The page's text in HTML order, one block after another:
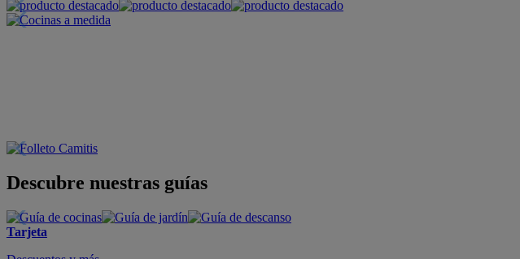
Descubre nuestras guías
Tarjeta